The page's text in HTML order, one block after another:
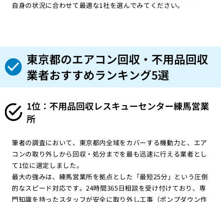
自身の状況に合わせて最適な1社を選んでみてください。
東京都のエアコン回収・不用品回収
業者おすすめランキング5選
1位：不用品回収レスキューセンター練馬営業
所
筆者の調査において、東京都内全域をカバーする機動力と、エア
コンの取り外しから回収・処分までを最も迅速に行える業者とし
て1位に選定しました。
最大の強みは、練馬営業所を拠点とした「最短25分」という圧倒
的なスピード対応です。24時間365日相談を受け付けており、専
門知識を持ったスタッフが安全に取り外し工事（ポンプダウン作